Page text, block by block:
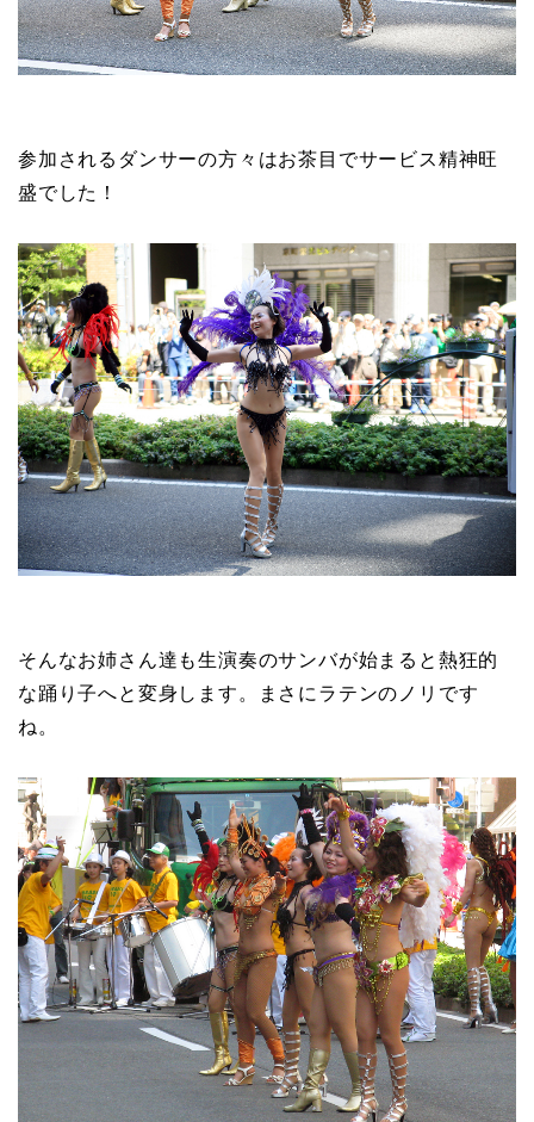
参加されるダンサーの方々はお茶目でサービス精神旺
盛でした！
そんなお姉さん達も生演奏のサンバが始まると熱狂的
な踊り子へと変身します。まさにラテンのノリです
ね。